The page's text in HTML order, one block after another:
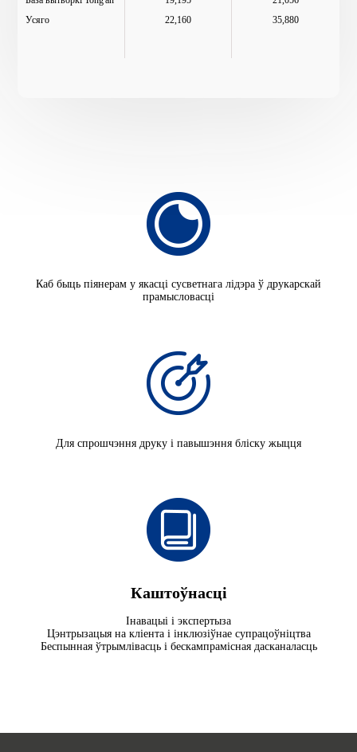
Усяго
22,160
35,880
Каб быць піянерам у якасці сусветнага лідэра ў друкарскай
прамысловасці
Для спрошчэння друку і павышэння бліску жыцця
Каштоўнасці
Інавацыі і экспертыза
Цэнтрызацыя на кліента і інклюзіўнае супрацоўніцтва
Беспынная ўтрымлівасць і бескампрамісная дасканаласць